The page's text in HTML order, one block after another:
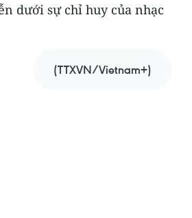
dưới sự chỉ huy của nhạc
(TTXVN/Vietnam+)